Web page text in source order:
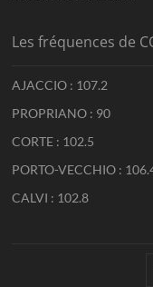
Les fréquences de
AJACCIO : 107.2
PROPRIANO : 90
CORTE : 102.5
PORTO-VECCHIO :
CALVI : 102.8